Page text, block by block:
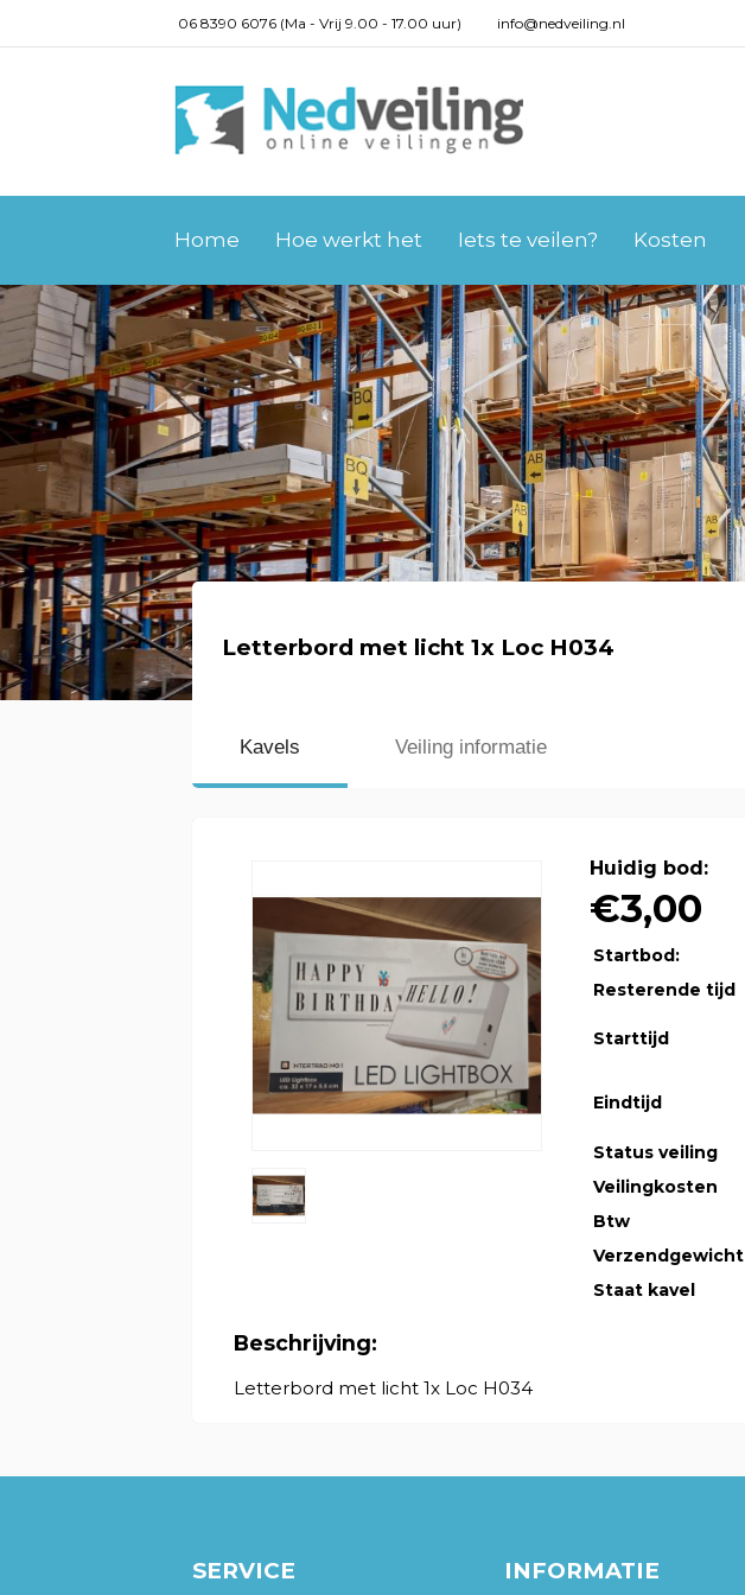
06 8390 6076 (Ma - Vrij 9.00 - 17.00 uur) info@nedveiling.nl
Home Hoe werkt het Iets te veilen? Kosten
Letterbord met licht 1x Loc H034
Kavels Veiling informatie
Huidig bod:
€3,00
Startbod:
Resterende tijd
Starttijd
Eindtijd
Status veiling
Veilingkosten
Btw
Verzendgewicht
Staat kavel
Beschrijving:
Letterbord met licht 1x Loc H034
SERVICE INFORMATIE